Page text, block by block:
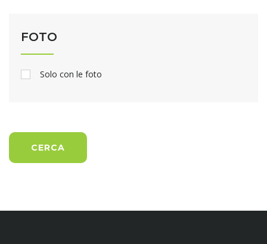
FOTO
Solo con le foto
CERCA